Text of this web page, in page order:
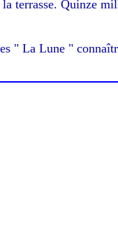
terrasse. Quinze
" La Lune "